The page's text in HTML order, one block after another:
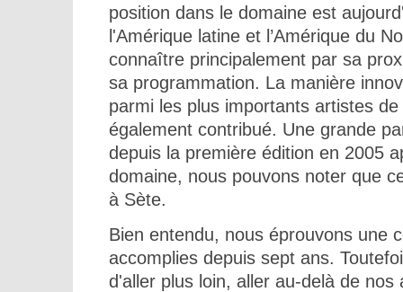
position dans le domaine est
l'Amérique latine et l’Amérique du
connaître principalement par sa
sa programmation. La manière
parmi les plus importants artistes
également contribué. Une grande
depuis la première édition en 2005
domaine, nous pouvons noter que
à Sète.
Bien entendu, nous éprouvons une
accomplies depuis sept ans.
d'aller plus loin, aller au-delà de